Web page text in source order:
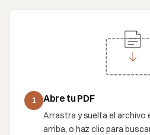
1 Abre tu PDF
Arrastra y suelta el archivo
arriba, o haz clic para